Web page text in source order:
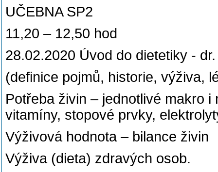
UČEBNA SP2
11,20 – 12,50 hod
28.02.2020 Úvod do dietetiky -
(definice pojmů, historie, výživa,
Potřeba živin – jednotlivé makro
vitamíny, stopové prvky,
Výživová hodnota – bilance živin
Výživa (dieta) zdravých osob.